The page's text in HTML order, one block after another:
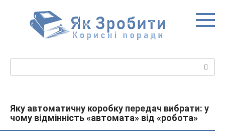
Яку автоматичну коробку передач вибрати: у
чому відмінність «автомата» від «робота»